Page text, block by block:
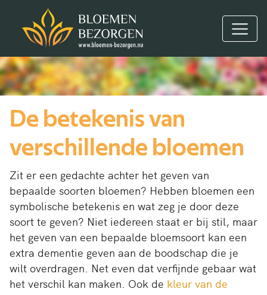
De betekenis van
verschillende bloemen
Zit er een gedachte achter het geven van
bepaalde soorten bloemen? Hebben bloemen een
symbolische betekenis en wat zeg je door deze
soort te geven? Niet iedereen staat er bij stil, maar
het geven van een bepaalde bloemsoort kan een
extra dementie geven aan de boodschap die je
wilt overdragen. Net even dat verfijnde gebaar wat
het verschil kan maken. Ook de kleur van de